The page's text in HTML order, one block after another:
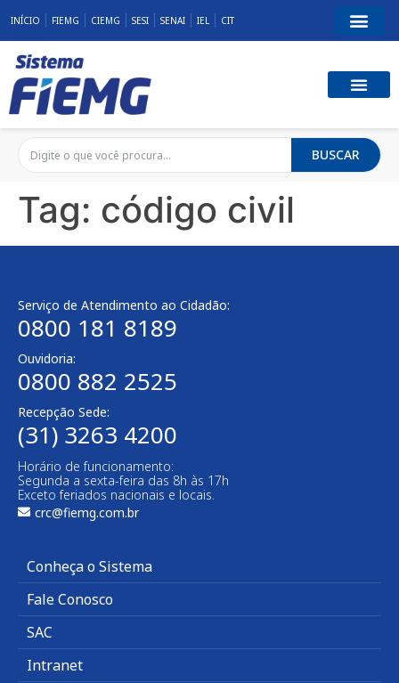
INÍCIO FIEMG CIEMG SESI SENAI IEL CIT
BUSCAR
Tag: código civil
Serviço de Atendimento ao Cidadão:
0800 181 8189
Ouvidoria:
0800 882 2525​
Recepção Sede:
(31) 3263 4200
Horário de funcionamento:
Segunda a sexta-feira das 8h às 17h
Exceto feriados nacionais e locais.
crc@fiemg.com.br
Conheça o Sistema
Fale Conosco
SAC
Intranet